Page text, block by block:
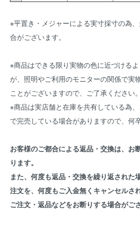
※平置き・メジャーによる実寸採寸の為
合がございます。
※商品はできる限り実物の色に近づける
が、照明やご利用のモニターの関係で実
ことがございますので、ご了承ください。
※商品は実店舗と在庫を共有している為
で完売している場合がありますので、何
お客様のご都合による返品・交換は、お
ります。
また、何度も返品・交換を繰り返された
注文を、何度もご入金無くキャンセルさ
ご注文・返品などをお断りする場合がご